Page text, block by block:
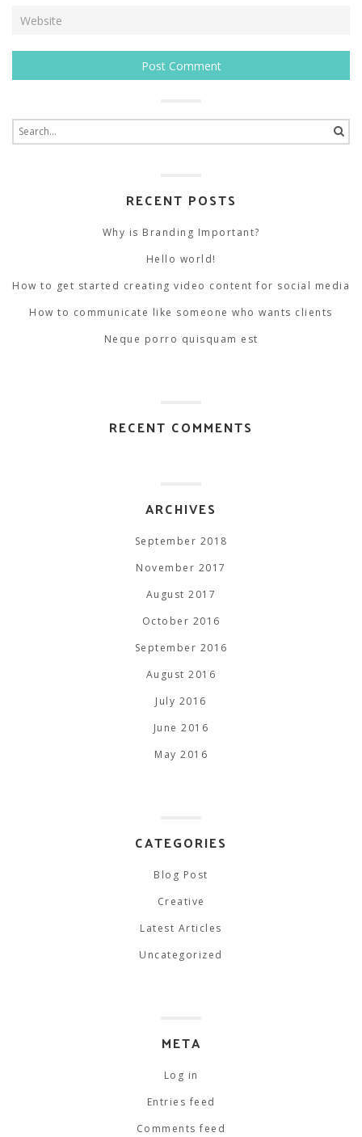
for:
RECENT POSTS
Why is Branding Important?
Hello world!
How to get started creating video content for social media
How to communicate like someone who wants clients
Neque porro quisquam est
RECENT COMMENTS
ARCHIVES
September 2018
November 2017
August 2017
October 2016
September 2016
August 2016
July 2016
June 2016
May 2016
CATEGORIES
Blog Post
Creative
Latest Articles
Uncategorized
META
Log in
Entries feed
Comments feed